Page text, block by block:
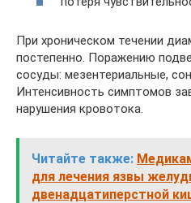
При хроническом течении
постепенно. Поражению
сосуды: мезентериальные,
Интенсивность симптомов
нарушения кровотока.
Читайте также:
для лечения язвы
двенадцатиперстной